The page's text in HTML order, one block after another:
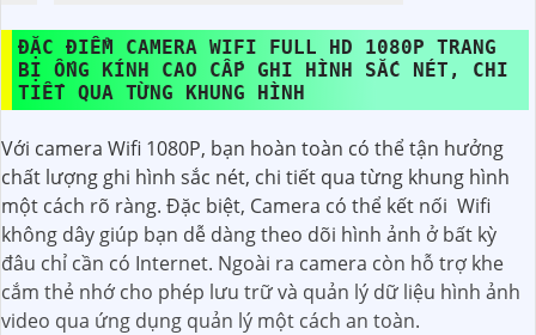
ĐẶC ĐIỂM CAMERA WIFI FULL HD 1080P TRANG
BỊ ỐNG KÍNH CAO CẤP GHI HÌNH SẮC NÉT, CHI
TIẾT QUA TỪNG KHUNG HÌNH
Với camera Wifi 1080P, bạn hoàn toàn có thể tận hưởng
chất lượng ghi hình sắc nét, chi tiết qua từng khung hình
một cách rõ ràng. Đặc biệt, Camera có thể kết nối Wifi
không dây giúp bạn dễ dàng theo dõi hình ảnh ở bất kỳ
đâu chỉ cần có Internet. Ngoài ra camera còn hỗ trợ khe
cắm thẻ nhớ cho phép lưu trữ và quản lý dữ liệu hình ảnh
video qua ứng dụng quản lý một cách an toàn.